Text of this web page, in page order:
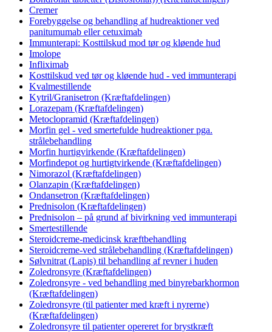
Cremer
Forebyggelse og behandling af hudreaktioner ved
panitumumab eller cetuximab
Immunterapi: Kosttilskud mod tør og kløende hud
Imolope
Infliximab
Kosttilskud ved tør og kløende hud - ved immunterapi
Kvalmestillende
Kytril/Granisetron (Kræftafdelingen)
Lorazepam (Kræftafdelingen)
Metoclopramid (Kræftafdelingen)
Morfin gel - ved smertefulde hudreaktioner pga.
strålebehandling
Morfin hurtigvirkende (Kræftafdelingen)
Morfindepot og hurtigtvirkende (Kræftafdelingen)
Nimorazol (Kræftafdelingen)
Olanzapin (Kræftafdelingen)
Ondansetron (Kræftafdelingen)
Prednisolon (Kræftafdelingen)
Prednisolon – på grund af bivirkning ved immunterapi
Smertestillende
Steroidcreme-medicinsk kræftbehandling
Steroidcreme-ved strålebehandling (Kræftafdelingen)
Sølvnitrat (Lapis) til behandling af revner i huden
Zoledronsyre (Kræftafdelingen)
Zoledronsyre - ved behandling med binyrebarkhormon
(Kræftafdelingen)
Zoledronsyre (til patienter med kræft i nyrerne)
(Kræftafdelingen)
Zoledronsyre til patienter opereret for brystkræft